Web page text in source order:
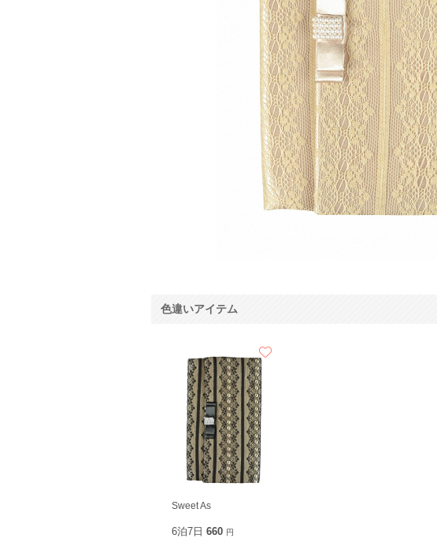
色違いアイテム
Sweet As
6泊7日 660 円